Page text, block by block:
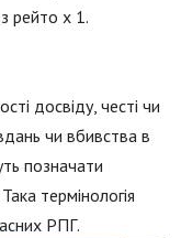
рейто х 1.
досвіду, честі чи
чи вбивства в
позначати
термінологія
РПГ.